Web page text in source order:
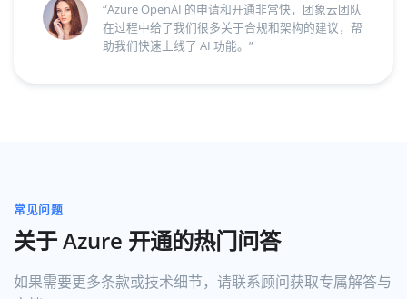
“Azure OpenAI 的申请和开通非常快，团象云团队
在过程中给了我们很多关于合规和架构的建议，帮
助我们快速上线了 AI 功能。”
常见问题
关于 Azure 开通的热门问答
如果需要更多条款或技术细节，请联系顾问获取专属解答与